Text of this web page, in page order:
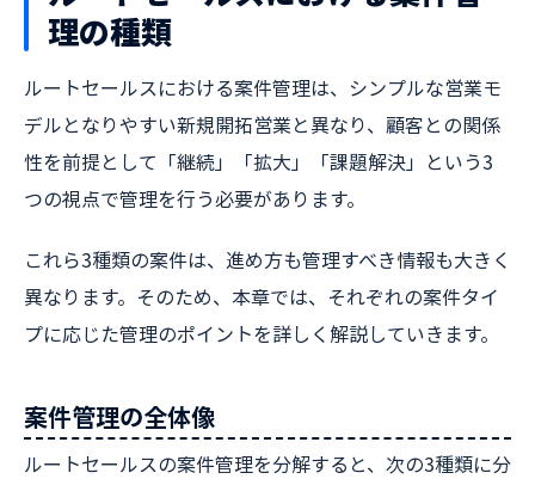
理の種類
ルートセールスにおける案件管理は、シンプルな営業モ
デルとなりやすい新規開拓営業と異なり、顧客との関係
性を前提として「継続」「拡大」「課題解決」という3
つの視点で管理を行う必要があります。
これら3種類の案件は、進め方も管理すべき情報も大きく
異なります。そのため、本章では、それぞれの案件タイ
プに応じた管理のポイントを詳しく解説していきます。
案件管理の全体像
ルートセールスの案件管理を分解すると、次の3種類に分